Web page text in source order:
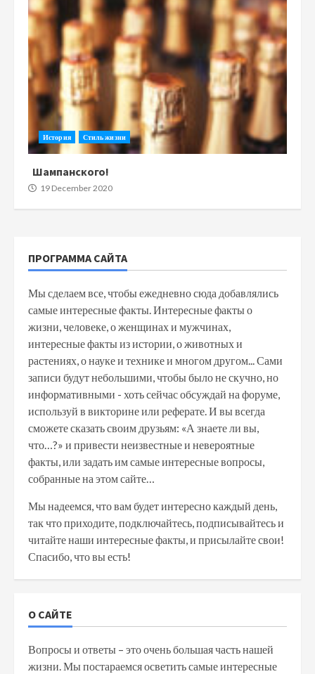
История Стиль жизни
Шампанского!
19 December 2020
ПРОГРАММА САЙТА
Мы сделаем все, чтобы ежедневно сюда добавлялись
самые интересные факты. Интересные факты о
жизни, человеке, о женщинах и мужчинах,
интересные факты из истории, о животных и
растениях, о науке и технике и многом другом... Сами
записи будут небольшими, чтобы было не скучно, но
информативными - хоть сейчас обсуждай на форуме,
используй в викторине или реферате. И вы всегда
сможете сказать своим друзьям: «А знаете ли вы,
что…?» и привести неизвестные и невероятные
факты, или задать им самые интересные вопросы,
собранные на этом сайте…
Мы надеемся, что вам будет интересно каждый день,
так что приходите, подключайтесь, подписывайтесь и
читайте наши интересные факты, и присылайте свои!
Спасибо, что вы есть!
О САЙТЕ
Вопросы и ответы – это очень большая часть нашей
жизни. Мы постараемся осветить самые интересные